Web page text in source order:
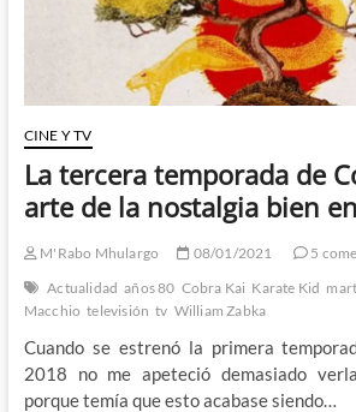
CINE Y TV
La tercera temporada de
arte de la nostalgia bien
M'Rabo Mhulargo 08/01/2021
5
Actualidad años 80 Cobra Kai Karate Kid
Macchio televisión tv William Zabka
Cuando se estrenó la primera
2018 no me apeteció demasiado
porque temía que esto acabase siendo…